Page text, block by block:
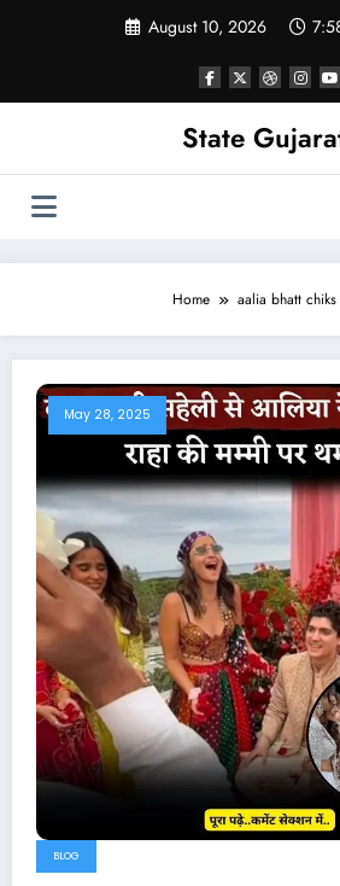
August 10, 2026
State
Home aalia bhatt
May 28, 2025
BLOG